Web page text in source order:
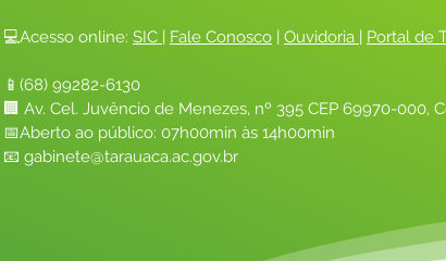
💻Acesso online: SIC | Fale Conosco | Ouvidoria | Portal de
📱(68) 99282-6130
🏢 Av. Cel. Juvêncio de Menezes, nº 395 CEP 69970-000,
📅Aberto ao público: 07h00min às 14h00min
📧 gabinete@tarauaca.ac.gov.br